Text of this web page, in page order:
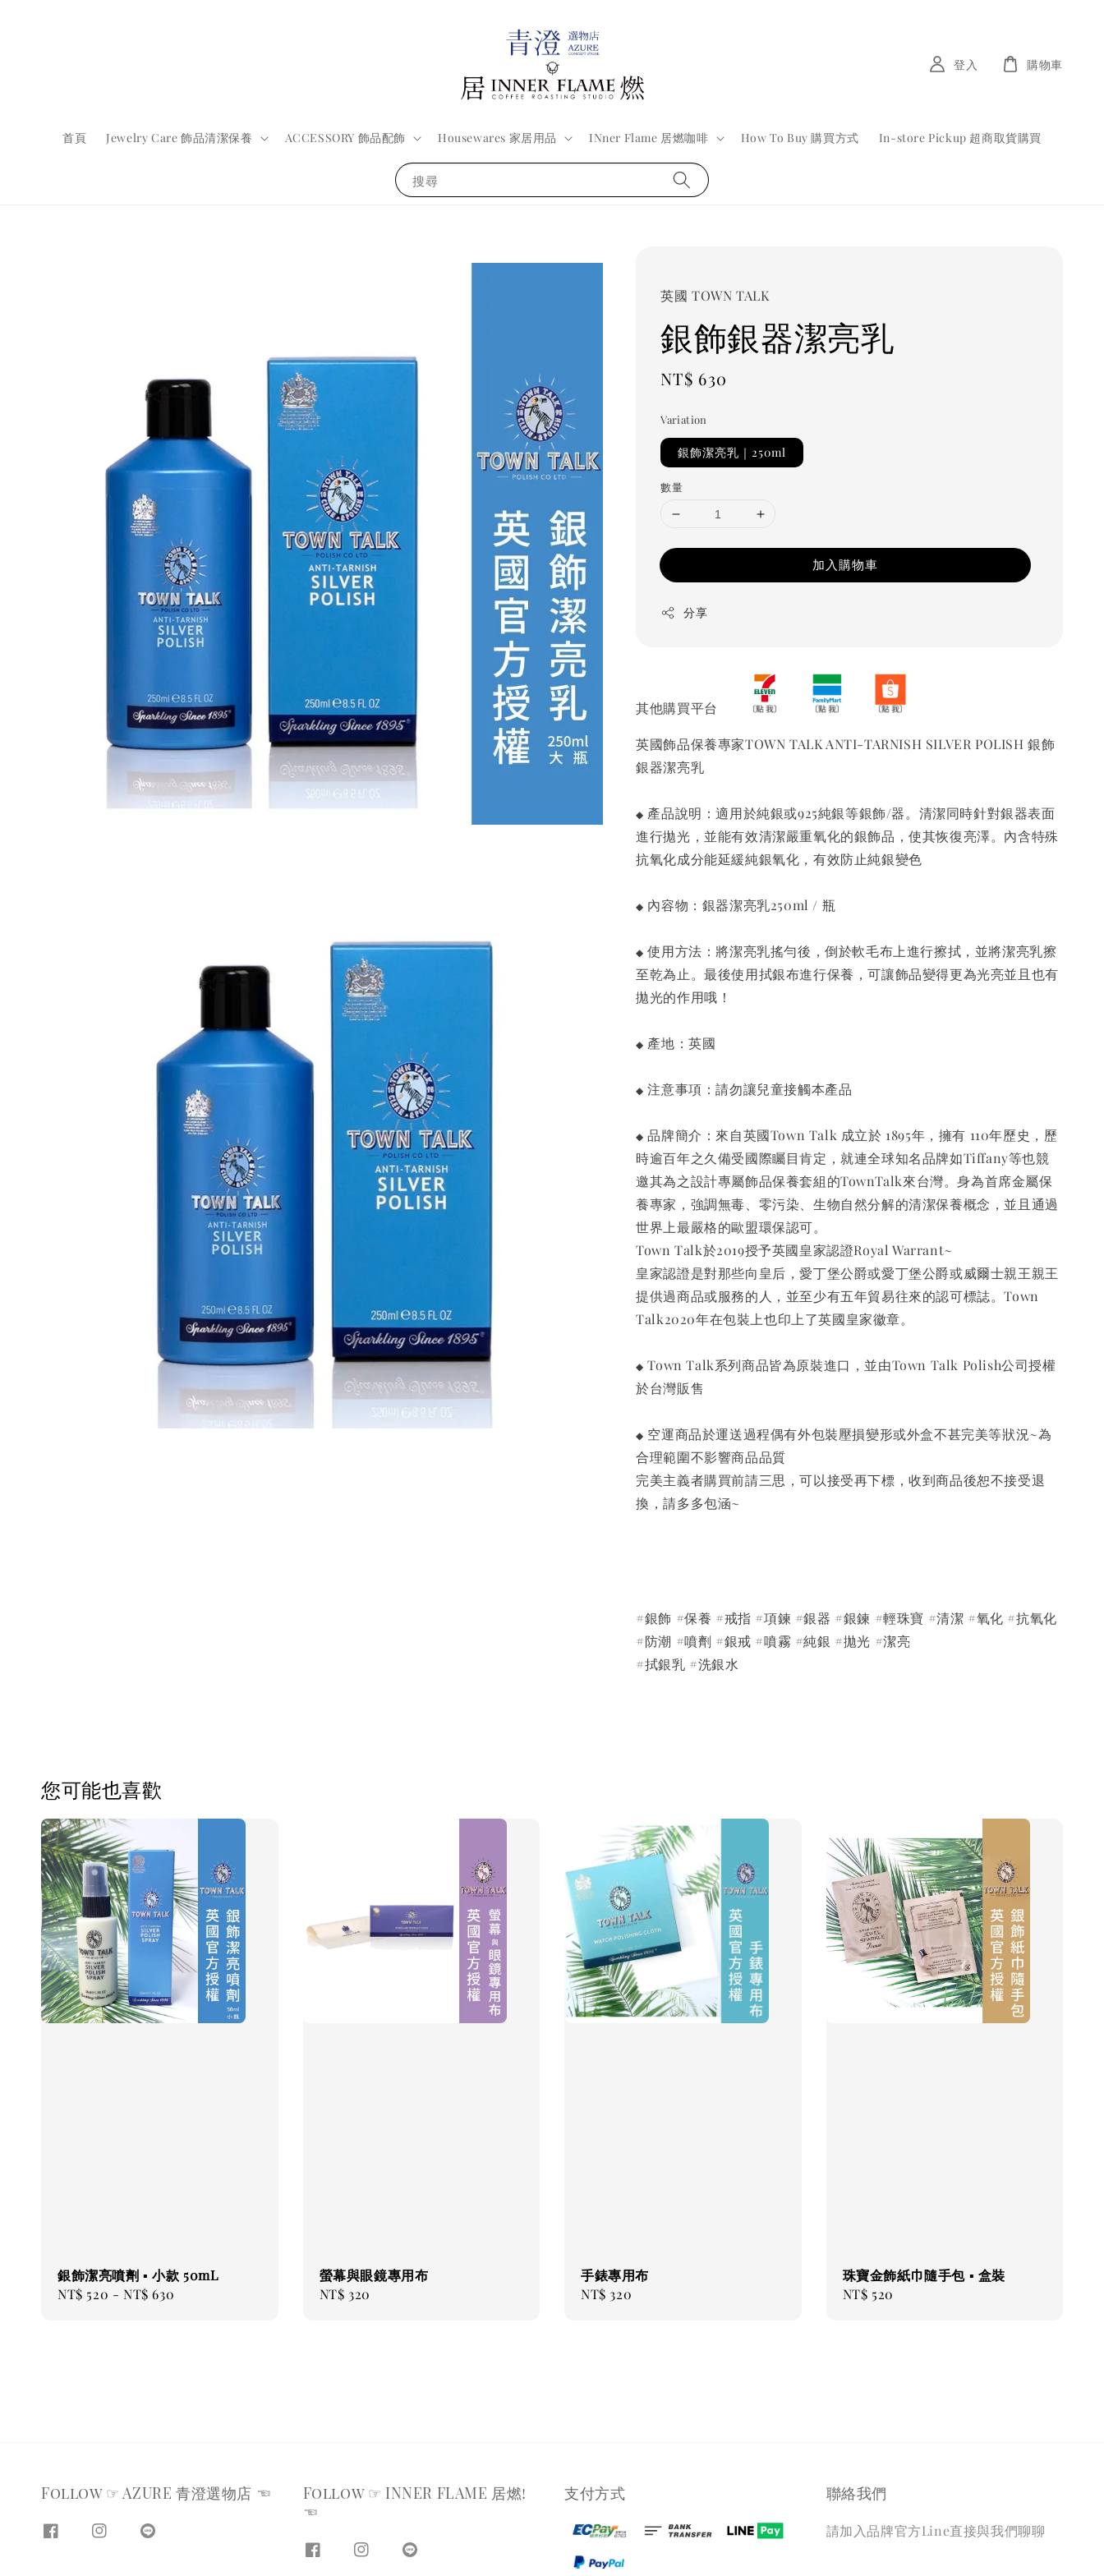
搜尋
首頁 Jewelry Care 飾品清潔保養 ACCESSORY 飾品配飾 Housewares 家居用品 INner Flame 居燃咖啡 How To Buy 購買方式 In-store Pickup 超商取貨購買
登入 購物車
英國 TOWN TALK
銀飾銀器潔亮乳
Regular
NT$ 630
Variation
銀飾潔亮乳｜250ml
數量
加入購物車
分享
其他購買平台
英國飾品保養專家TOWN TALK ANTI-TARNISH SILVER POLISH 銀飾
銀器潔亮乳
◆ 產品說明：適用於純銀或925純銀等銀飾/器。清潔同時針對銀器表面
進行拋光，並能有效清潔嚴重氧化的銀飾品，使其恢復亮澤。內含特殊
抗氧化成分能延緩純銀氧化，有效防止純銀變色
◆ 內容物：銀器潔亮乳250ml / 瓶
◆ 使用方法：將潔亮乳搖勻後，倒於軟毛布上進行擦拭，並將潔亮乳擦
至乾為止。最後使用拭銀布進行保養，可讓飾品變得更為光亮並且也有
拋光的作用哦！
◆ 產地：英國
◆ 注意事項：請勿讓兒童接觸本產品
◆ 品牌簡介：來自英國Town Talk 成立於 1895年，擁有 110年歷史，歷
時逾百年之久備受國際矚目肯定，就連全球知名品牌如Tiffany等也競
邀其為之設計專屬飾品保養套組的TownTalk來台灣。身為首席金屬保
養專家，強調無毒、零污染、生物自然分解的清潔保養概念，並且通過
世界上最嚴格的歐盟環保認可。
Town Talk於2019授予英國皇家認證Royal Warrant~
皇家認證是對那些向皇后，愛丁堡公爵或愛丁堡公爵或威爾士親王親王
提供過商品或服務的人，並至少有五年貿易往來的認可標誌。Town
Talk2020年在包裝上也印上了英國皇家徽章。
◆ Town Talk系列商品皆為原裝進口，並由Town Talk Polish公司授權
於台灣販售
◆ 空運商品於運送過程偶有外包裝壓損變形或外盒不甚完美等狀況~為
合理範圍不影響商品品質
完美主義者購買前請三思，可以接受再下標，收到商品後恕不接受退
換，請多多包涵~
#銀飾 #保養 #戒指 #項鍊 #銀器 #銀鍊 #輕珠寶 #清潔 #氧化 #抗氧化
#防潮 #噴劑 #銀戒 #噴霧 #純銀 #拋光 #潔亮
#拭銀乳 #洗銀水
您可能也喜歡
銀飾潔亮噴劑 ▪ 小款 50mL
Regular
NT$ 520 -NT$ 630
螢幕與眼鏡專用布
Regular
NT$ 320
手錶專用布
Regular
NT$ 320
珠寶金飾紙巾隨手包 ▪ 盒裝
Regular
NT$ 520
Follow ☞ AZURE 青澄選物店 ☜
Follow ☞ INNER FLAME 居燃!
☜
支付方式 聯絡我們
請加入品牌官方Line直接與我們聊聊